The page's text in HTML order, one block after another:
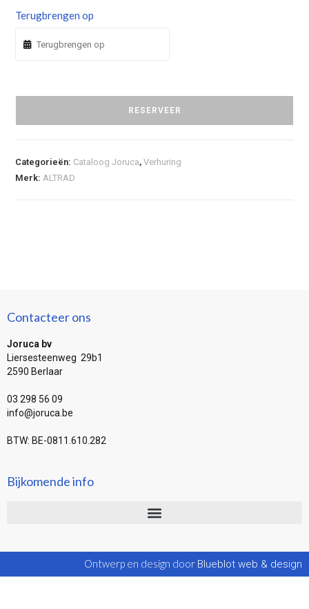
Terugbrengen op
RESERVEER
Categorieën: Cataloog Joruca,Verhuring
Merk:ALTRAD
Contacteer ons
Joruca bv
Liersesteenweg 29b1
2590 Berlaar
03 298 56 09
info@joruca.be
BTW: BE-0811.610.282
Bijkomende info
Ontwerp en design door Blueblot web & design